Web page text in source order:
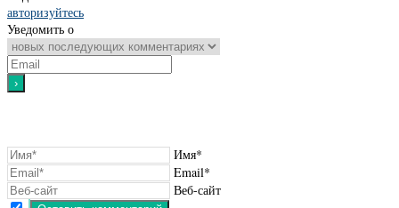
авторизуйтесь
Уведомить о
Имя*
Email*
Веб-сайт